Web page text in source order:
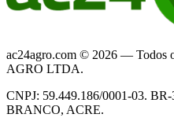
ac24agro.com © 2026 — Todos
AGRO LTDA.
CNPJ: 59.449.186/0001-03.
BRANCO, ACRE.